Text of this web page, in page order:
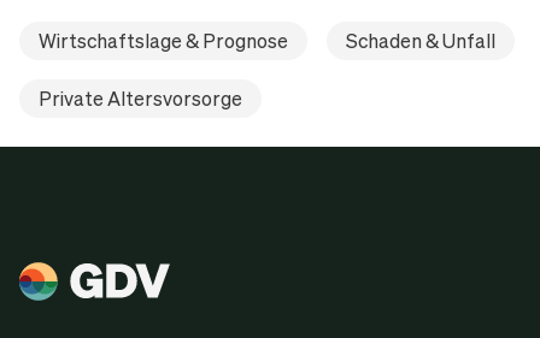
Wirtschaftslage & Prognose Schaden & Unfall
Private Altersvorsorge